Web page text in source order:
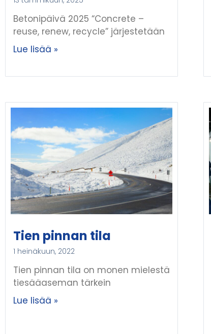
Betonipäivä 2025 “Concrete –
reuse, renew, recycle” järjestetään
Lue lisää »
Tien pinnan tila
1 heinäkuun, 2022
Tien pinnan tila on monen mielestä
tiesääaseman tärkein
Lue lisää »